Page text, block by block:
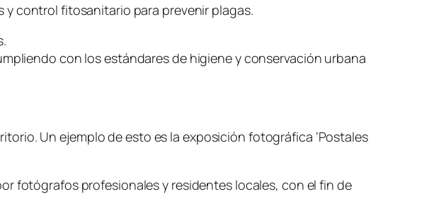
y control fitosanitario para prevenir plagas.
con los estándares de higiene y conservación urbana
Un ejemplo de esto es la exposición fotográfica ‘Postales
fotógrafos profesionales y residentes locales, con el fin de